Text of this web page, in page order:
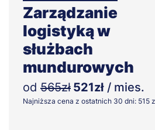
Zarządzanie
logistyką w
służbach
mundurowych
od 565zł 521zł / mies.
Najniższa cena z ostatnich 30 dni: 515